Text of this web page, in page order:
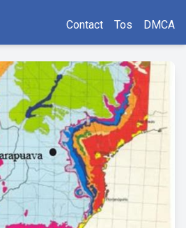
Contact Tos DMCA